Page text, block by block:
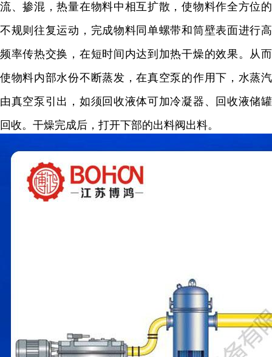
流、掺混，热量在物料中相互扩散，使物料作全方位的
不规则往复运动，完成物料同单螺带和筒壁表面进行高
频率传热交换，在短时间内达到加热干燥的效果。从而
使物料内部水份不断蒸发，在真空泵的作用下，水蒸汽
由真空泵引出，如须回收液体可加冷凝器、回收液储罐
回收。干燥完成后，打开下部的出料阀出料。